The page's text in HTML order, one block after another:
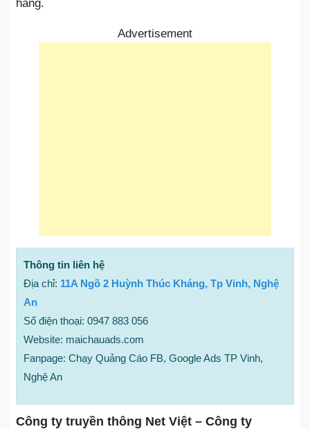
hàng.
Advertisement
Thông tin liên hệ
Địa chỉ: 11A Ngõ 2 Huỳnh Thúc Kháng, Tp Vinh, Nghệ
An
Số điện thoại: 0947 883 056
Website: maichauads.com
Fanpage: Chạy Quảng Cáo FB, Google Ads TP Vinh,
Nghệ An
Công ty truyền thông Net Việt – Công ty